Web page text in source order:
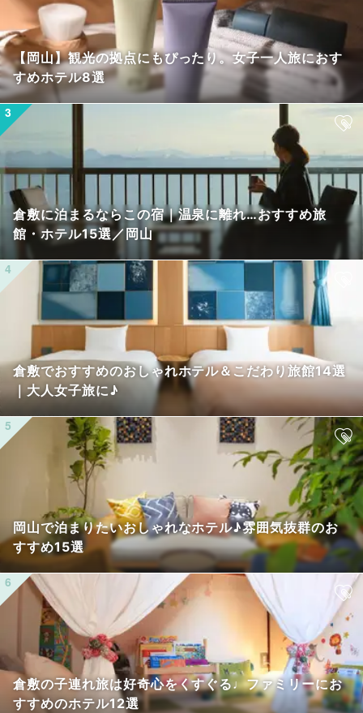
【岡山】観光の拠点にもぴったり。女子一人旅におす
すめホテル8選
倉敷に泊まるならこの宿｜温泉に離れ…おすすめ旅
館・ホテル15選／岡山
倉敷でおすすめのおしゃれホテル＆こだわり旅館14選
｜大人女子旅に♪
岡山で泊まりたいおしゃれなホテル♪雰囲気抜群のお
すすめ15選
倉敷の子連れ旅は好奇心をくすぐる♩ファミリーにお
すすめのホテル12選